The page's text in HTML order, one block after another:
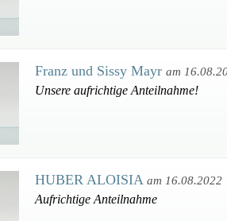
Franz und Sissy Mayr am
Unsere aufrichtige Anteilnahme!
HUBER ALOISIA am 16.08.2022
Aufrichtige Anteilnahme